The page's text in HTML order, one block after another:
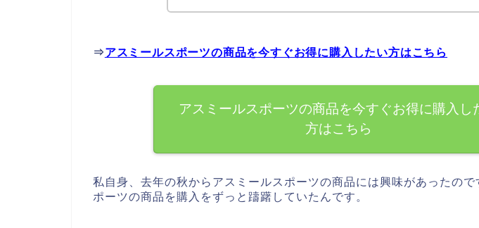
⇒アスミールスポーツの商品を今すぐお得に購入したい方はこちら
アスミールスポーツの商品を今すぐお得に購入し
方はこちら
私自身、去年の秋からアスミールスポーツの商品には興味があったので
ポーツの商品を購入をずっと躊躇していたんです。